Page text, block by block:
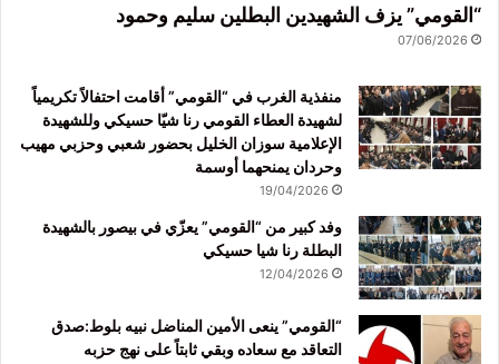
“القومي” يزف الشهيدين البطلين سليم وحمود
07/06/2026
منفذية الغرب في “القومي” أقامت احتفالاً تكريمياً
لشهيدة العطاء القومي رنا شيّا حسيكي وللشهيدة
الإعلامية سوزان الخليل بحضور شعبي وحزبي مهيب
وحردان يمنحهما أوسمة
19/04/2026
وفد كبير من “القومي” يعزّي في بيصور بالشهيدة
البطلة رنا شيا حسيكي
12/04/2026
“القومي” ينعى الأمين المناضل نبيه بلوط:صدق
التعاقد مع سعاده وبقي ثابتاً على نهج حزبه